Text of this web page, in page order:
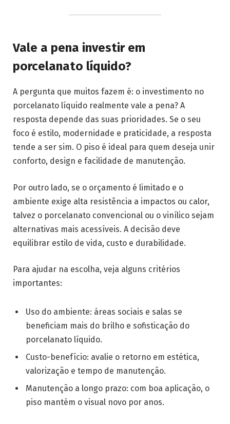
Vale a pena investir em
porcelanato líquido?
A pergunta que muitos fazem é: o investimento no
porcelanato líquido realmente vale a pena? A
resposta depende das suas prioridades. Se o seu
foco é estilo, modernidade e praticidade, a resposta
tende a ser sim. O piso é ideal para quem deseja unir
conforto, design e facilidade de manutenção.
Por outro lado, se o orçamento é limitado e o
ambiente exige alta resistência a impactos ou calor,
talvez o porcelanato convencional ou o vinílico sejam
alternativas mais acessíveis. A decisão deve
equilibrar estilo de vida, custo e durabilidade.
Para ajudar na escolha, veja alguns critérios
importantes:
Uso do ambiente: áreas sociais e salas se
beneficiam mais do brilho e sofisticação do
porcelanato líquido.
Custo-benefício: avalie o retorno em estética,
valorização e tempo de manutenção.
Manutenção a longo prazo: com boa aplicação, o
piso mantém o visual novo por anos.